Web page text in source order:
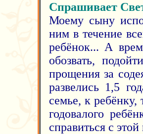
Спрашивает
Моему сыну
ним в течение
ребёнок... А
обозвать,
прощения за
развелись 1,5
семье, к ребёнку,
годовалого
справиться с